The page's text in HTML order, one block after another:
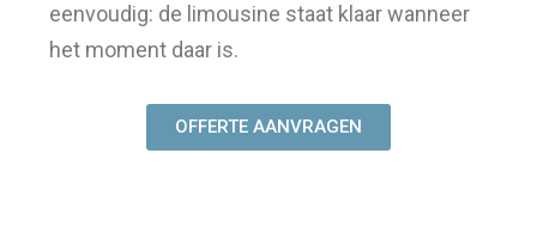
eenvoudig: de limousine staat klaar wanneer
het moment daar is.
OFFERTE AANVRAGEN